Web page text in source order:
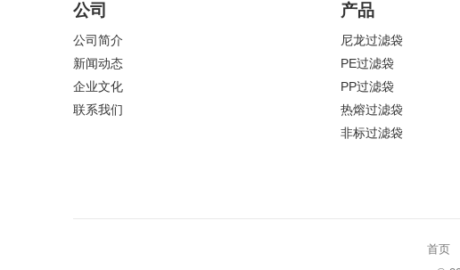
公司
公司简介
新闻动态
企业文化
联系我们
产品
尼龙过滤袋
PE过滤袋
PP过滤袋
热熔过滤袋
非标过滤袋
首页